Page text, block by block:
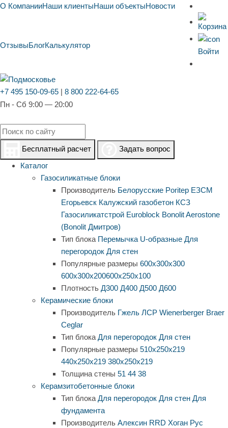
О КомпанииНаши клиентыНаши объектыНовости
ОтзывыБлогКалькулятор
Войти
+7 495 150-09-65 | 8 800 222-64-65
Пн - Сб 9:00 — 20:00
Бесплатный расчет
Задать вопрос
Каталог
Газосиликатные блоки
Производитель Белорусские Poritep ЕЗСМ
Егорьевск Калужский газобетон КСЗ
Газосиликатстрой Euroblock BonolitAerostone
(Bonolit Дмитров)
Тип блока Перемычка U-образные Для
перегородок Для стен
Популярные размеры 600х300х300
600х300х200600х250х100
Плотность Д300 Д400 Д500 Д600
Керамические блоки
Производитель Гжель ЛСР Wienerberger Braer
Ceglar
Тип блока Для перегородок Для стен
Популярные размеры 510х250х219
440х250х219 380х250х219
Толщина стены 51 44 38
Керамзитобетонные блоки
Тип блока Для перегородок Для стен Для
фундамента
Производитель Алексин RRD Хоган Рус